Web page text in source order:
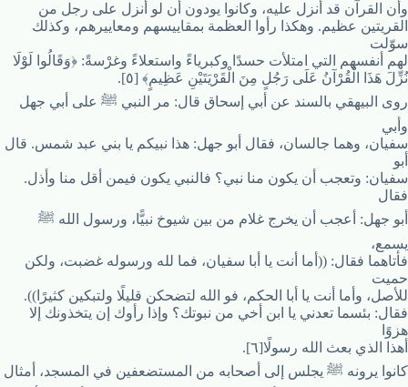
وأن القرآن قد أنزل عليه، وكانوا يودون أن لو أنزل على رجل من
القريتين عظيم. وهكذا رأوا العظمة بمقاييسهم ومعاييرهم، وكذلك
سوّلت
لهم أنفسهم التي امتلأت حسدًا وكبرياءً واستعلاءً وغرْسةً: ﴿وَقَالُوا لَوْلَا
نُزِّلَ هَذَا الْقُرْآنُ عَلَى رَجُلٍ مِنَ الْقَرْيَتَيْنِ عَظِيمٍ﴾ [٥].
روى البيهقي بالسند عن أبي إسحاق قال: مر النبي ﷺ على أبي جهل
وأبي
سفيان، وهما جالسان، فقال أبو جهل: هذا نبيكم يا بني عبد شمس. قال
أبو
سفيان: وتعجب أن يكون منا نبي؟ فالنبي يكون فيمن أقل منا وأذل.
فقال
أبو جهل: أعجب أن يخرج غلام من بين شيوخ نبيًّا، ورسول الله ﷺ
يسمع،
فأتاهما فقال: ((أما أنت يا أبا سفيان، فما لله ورسوله غضبت، ولكن
حميت
للأصل، وأما أنت يا أبا الحكم، فو الله لتضحكن قليلًا ولتبكين كثيرًا)).
فقال: بئسما تعدني يا ابن أخي من نبوتك؟ وإذا رأوك إن يتخذونك إلا
هزوًا
أهذا الذي بعث الله رسولًا[٦].
كانوا يرونه ﷺ يجلس إلى أصحابه من المستضعفين في المسجد، أمثال